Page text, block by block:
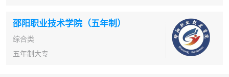
邵阳职业技术学院（五年制）
综合类
五年制大专